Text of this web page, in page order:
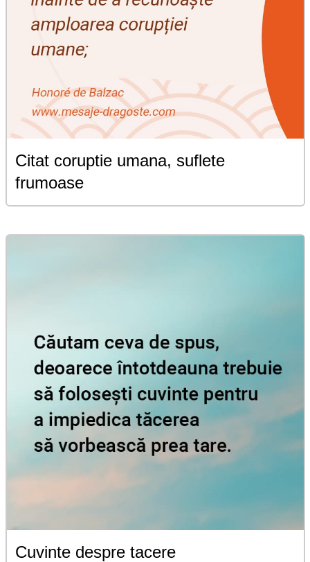
Citat coruptie umana, suflete
frumoase
Cuvinte despre tacere